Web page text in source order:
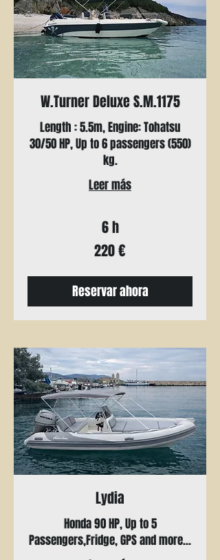
W.Turner Deluxe S.M.1175
Length : 5.5m, Engine: Tohatsu
30/50 HP, Up to 6 passengers (550)
kg.
Leer más
6 h
220 €
Reservar ahora
Lydia
Honda 90 HP, Up to 5
Passengers,Fridge, GPS and more...